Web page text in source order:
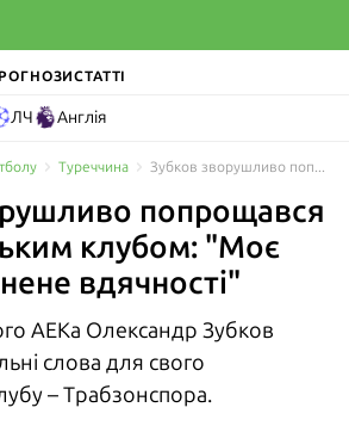
СТАТТІ
ЛЧ Англія
Туреччина
попрощався
клубом: "Моє
вдячності"
АЕКа Олександр Зубков
слова для свого
– Трабзонспора.